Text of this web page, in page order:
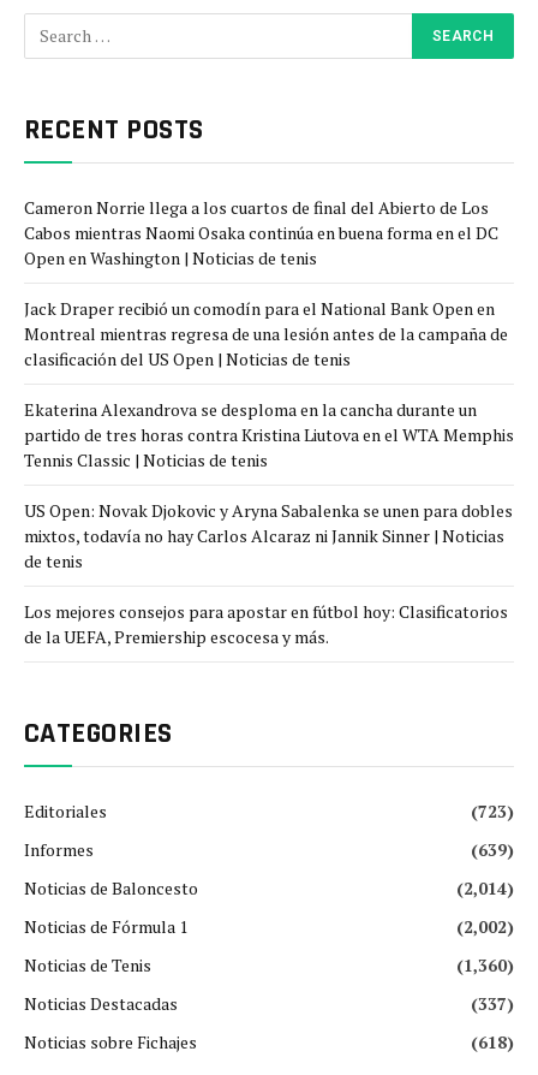
RECENT POSTS
Cameron Norrie llega a los cuartos de final del Abierto de Los
Cabos mientras Naomi Osaka continúa en buena forma en el DC
Open en Washington | Noticias de tenis
Jack Draper recibió un comodín para el National Bank Open en
Montreal mientras regresa de una lesión antes de la campaña de
clasificación del US Open | Noticias de tenis
Ekaterina Alexandrova se desploma en la cancha durante un
partido de tres horas contra Kristina Liutova en el WTA Memphis
Tennis Classic | Noticias de tenis
US Open: Novak Djokovic y Aryna Sabalenka se unen para dobles
mixtos, todavía no hay Carlos Alcaraz ni Jannik Sinner | Noticias
de tenis
Los mejores consejos para apostar en fútbol hoy: Clasificatorios
de la UEFA, Premiership escocesa y más.
CATEGORIES
Editoriales
(723)
Informes
(639)
Noticias de Baloncesto
(2,014)
Noticias de Fórmula 1
(2,002)
Noticias de Tenis
(1,360)
Noticias Destacadas
(337)
Noticias sobre Fichajes
(618)